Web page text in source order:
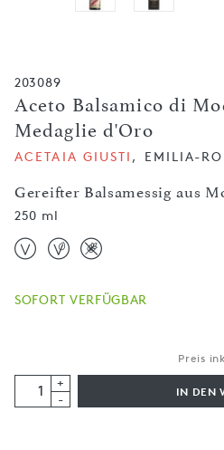
203089
Aceto Balsamico di
Medaglie d'Oro
Gereifter Balsamessig aus
ACETAIA GIUSTI , EMILIA-
250 ml
SOFORT VERFÜGBAR
Preis
+
-
IN DEN